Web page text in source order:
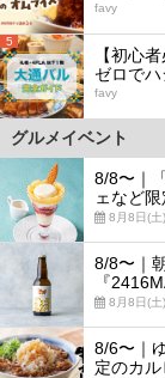
favy
5
【初心
ゼロで
favy
グルメイベント
8/8〜｜
ェなど
8月8日(
8/8〜｜
『
8月8日(土
8/6〜｜
定のカル